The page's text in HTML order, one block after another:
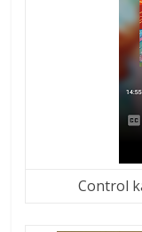
Control